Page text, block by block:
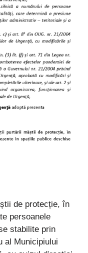
de protecție, în
persoanele
stabilite prin
al Municipiului